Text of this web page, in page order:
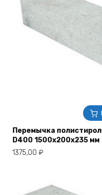
Перемычка
D400 1500х200х235 мм
1375,00 ₽